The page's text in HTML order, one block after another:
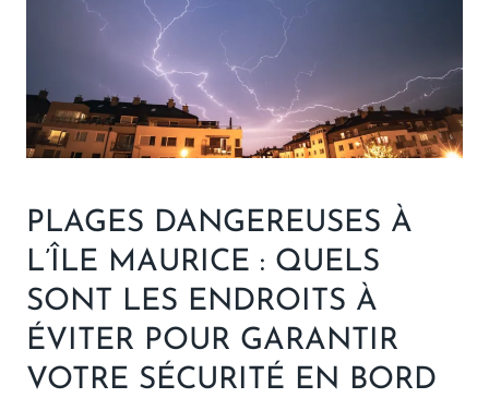
PLAGES DANGEREUSES À
L’ÎLE MAURICE : QUELS
SONT LES ENDROITS À
ÉVITER POUR GARANTIR
VOTRE SÉCURITÉ EN BORD